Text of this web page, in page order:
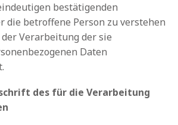
bestätigenden
die betroffene Person zu verstehen
Verarbeitung der sie
Daten
des für die Verarbeitung